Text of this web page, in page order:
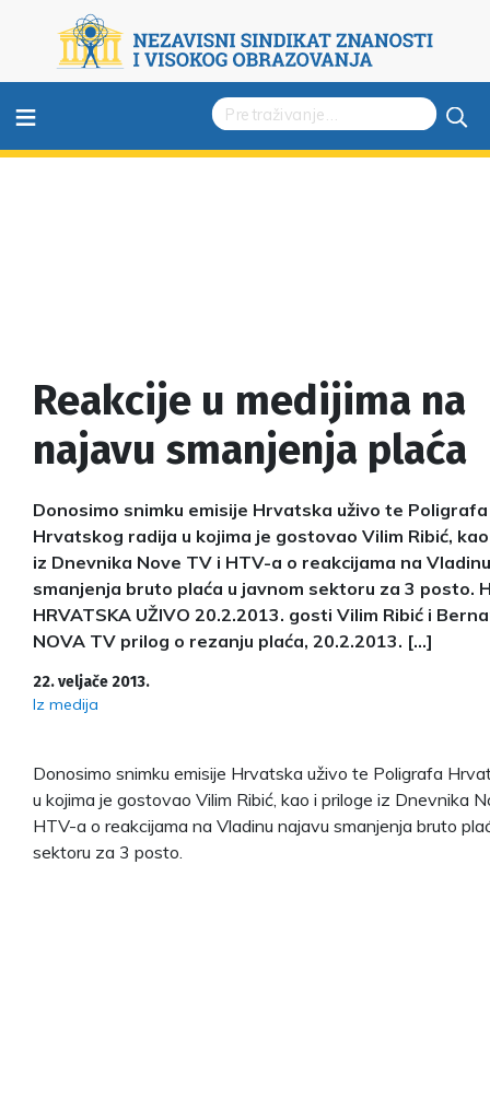
≡
Reakcije u medijima na
najavu smanjenja plaća
Donosimo snimku emisije Hrvatska uživo te Poligrafa
Hrvatskog radija u kojima je gostovao Vilim Ribić,
iz Dnevnika Nove TV i HTV-a o reakcijama na
smanjenja bruto plaća u javnom sektoru za 3 posto.
HRVATSKA UŽIVO 20.2.2013. gosti Vilim Ribić i
NOVA TV prilog o rezanju plaća, 20.2.2013. […]
22. veljače 2013.
Iz medija
Donosimo snimku emisije Hrvatska uživo te Poligrafa
u kojima je gostovao Vilim Ribić, kao i priloge iz Dnevnika
HTV-a o reakcijama na Vladinu najavu smanjenja bruto
sektoru za 3 posto.